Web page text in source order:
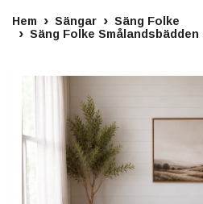
Hem Sängar
Säng Folke
Säng Folke Smålandsbädden